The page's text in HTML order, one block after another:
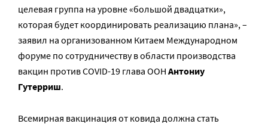
целевая группа на уровне «большой двадцатки»,
которая будет координировать реализацию плана», –
заявил на организованном Китаем Международном
форуме по сотрудничеству в области производства
вакцин против COVID-19 глава ООН Антониу
Гутерриш.
Всемирная вакцинация от ковида должна стать